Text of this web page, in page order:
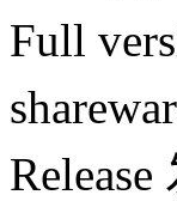
Full